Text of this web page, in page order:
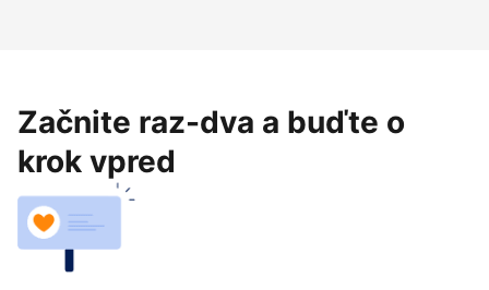
Začnite raz-dva a buďte o
krok vpred